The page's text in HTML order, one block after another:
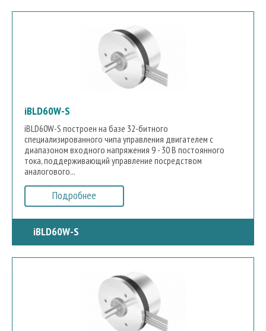
iBLD60W-S
iBLD60W-S построен на базе 32-битного
специализированного чипа управления двигателем с
диапазоном входного напряжения 9 - 30 В постоянного
тока, поддерживающий управление посредством
аналогового...
Подробнее
iBLD60W-S